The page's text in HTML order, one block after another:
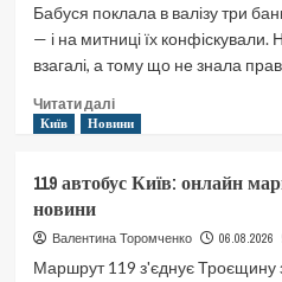
до
сліз
Бабуся поклала в валізу три
— і на митниці їх
взагалі, а тому що не знала
Читати даліДокладніше
про
перевозити
через
кордон:
Київ Новини
119 автобус Київ: онлайн
новини
Валентина Торомченко 06.08.2026
Маршрут 119 з'єднує